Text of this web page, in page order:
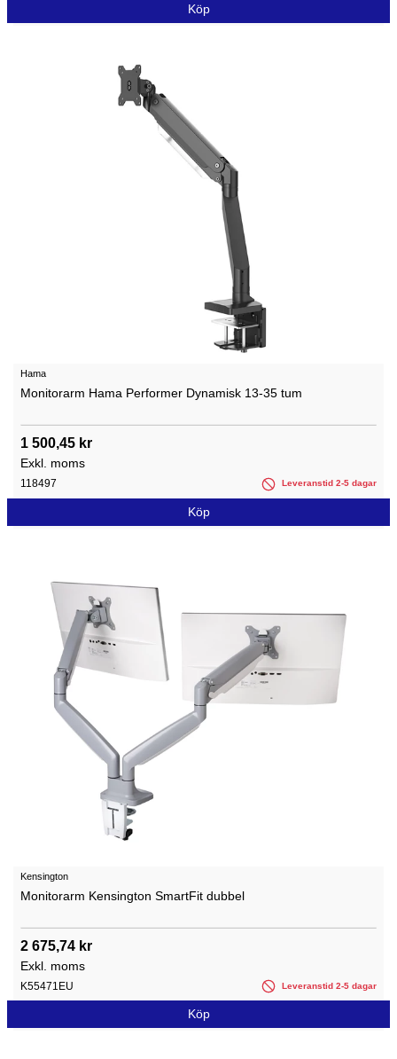
Köp
Hama
Monitorarm Hama Performer Dynamisk 13-35 tum
1 500,45 kr
Exkl. moms
118497 Leveranstid 2-5 dagar
Köp
Kensington
Monitorarm Kensington SmartFit dubbel
2 675,74 kr
Exkl. moms
K55471EU Leveranstid 2-5 dagar
Köp